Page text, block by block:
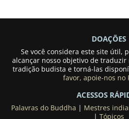
DOAÇÕES
Se você considera este site útil,
alcançar nosso objetivo de traduzir
tradição budista e torná-las
favor, apoie-nos no
ACESSOS
Palavras do Buddha | Mestres
| Tópicos